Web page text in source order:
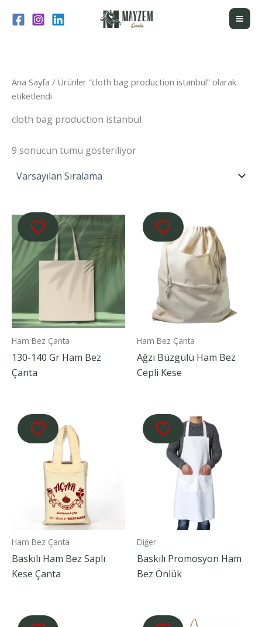
atla
Ana Sayfa / Ürünler “cloth bag production istanbul” olarak
etiketlendi
cloth bag production istanbul
9 sonucun tümü gösteriliyor
Ham Bez Çanta
130-140 Gr Ham Bez
Çanta
Ham Bez Çanta
Ağzı Büzgülü Ham Bez
Cepli Kese
Ham Bez Çanta
Baskılı Ham Bez Saplı
Kese Çanta
Diğer
Baskılı Promosyon Ham
Bez Önlük